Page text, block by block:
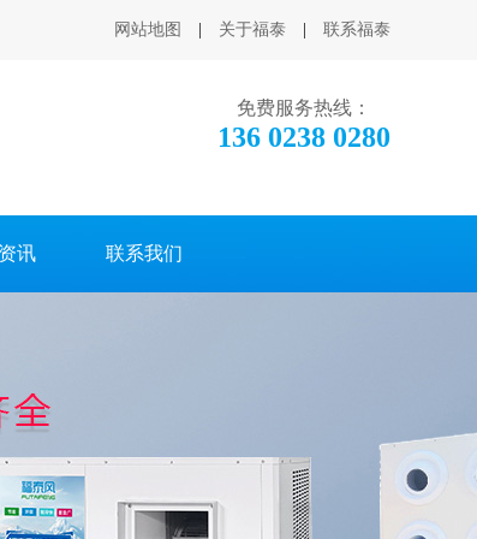
网站地图 关于福泰 联系福泰
免费服务热线：
136 0238 0280
讯 联系我们